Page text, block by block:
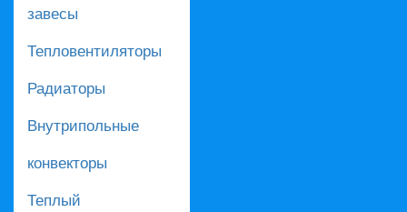
завесы
Тепловентиляторы
Радиаторы
Внутрипольные
конвекторы
Теплый